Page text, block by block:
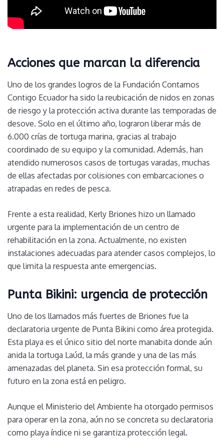
Acciones que marcan la diferencia
Uno de los grandes logros de la Fundación Contamos
Contigo Ecuador ha sido la reubicación de nidos en zonas
de riesgo y la protección activa durante las temporadas de
desove. Solo en el último año, lograron liberar más de
6.000 crías de tortuga marina, gracias al trabajo
coordinado de su equipo y la comunidad. Además, han
atendido numerosos casos de tortugas varadas, muchas
de ellas afectadas por colisiones con embarcaciones o
atrapadas en redes de pesca.
Frente a esta realidad, Kerly Briones hizo un llamado
urgente para la implementación de un centro de
rehabilitación en la zona. Actualmente, no existen
instalaciones adecuadas para atender casos complejos, lo
que limita la respuesta ante emergencias.
Punta Bikini: urgencia de protección
Uno de los llamados más fuertes de Briones fue la
declaratoria urgente de Punta Bikini como área protegida.
Esta playa es el único sitio del norte manabita donde aún
anida la tortuga Laúd, la más grande y una de las más
amenazadas del planeta. Sin esa protección formal, su
futuro en la zona está en peligro.
Aunque el Ministerio del Ambiente ha otorgado permisos
para operar en la zona, aún no se concreta su declaratoria
como playa índice ni se garantiza protección legal.